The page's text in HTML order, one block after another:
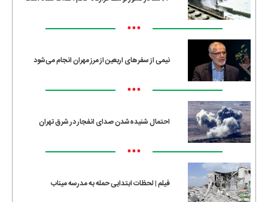
•••
نیمی از سفرهای اربعین از مرز مهران انجام می‌شود
•••
احتمال شنیده‌شدن صدای انفجار در شرق تهران
•••
فیلم | لحظات ابتدایی حمله به مدرسه میناب